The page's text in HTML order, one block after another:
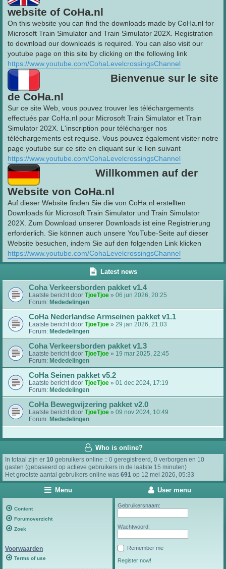
website of CoHa.nl
On this website you can find the downloads made by CoHa.nl for
Microsoft Train Simulator and Train Simulator 202X. Registration
to download our downloads is required. You can also visit our
youtube page on this site by clicking on the following link
https://www.youtube.com/CohaLevelcrossingsChannel
Bienvenue sur le site
de CoHa.nl
Sur ce site Web, vous pouvez trouver les téléchargements
effectués par CoHa.nl pour Microsoft Train Simulator et Train
Simulator 202X. L'inscription pour télécharger nos
téléchargements est requise. Vous pouvez également visiter notre
page youtube sur ce site en cliquant sur le lien suivant
https://www.youtube.com/CohaLevelcrossingsChannel
Willkommen auf der
Website von CoHa.nl
Auf dieser Website finden Sie die von CoHa.nl erstellten
Downloads für Microsoft Train Simulator und Train Simulator
202X. Zum Download unserer Downloads ist eine Registrierung
erforderlich. Sie können auch unsere YouTube-Seite auf dieser
Website besuchen, indem Sie auf den folgenden Link klicken
https://www.youtube.com/CohaLevelcrossingsChannel
Latest news
Coha Verkeersborden pakket v1.4
Laatste bericht door TjoeTjoe » 06 jun 2026, 20:25
Forum: Mededelingen
CoHa Nederlandse Armseinen pakket v1.1
Laatste bericht door TjoeTjoe » 29 jan 2026, 21:03
Forum: Mededelingen
Coha Verkeersborden pakket v1.3
Laatste bericht door TjoeTjoe » 19 mar 2025, 22:45
Forum: Mededelingen
CoHa Seinen pakket v5.2
Laatste bericht door TjoeTjoe » 01 dec 2024, 17:19
Forum: Mededelingen
CoHa Bewegwijzering pakket v2.0
Laatste bericht door TjoeTjoe » 09 nov 2024, 10:49
Forum: Mededelingen
Who is online?
In totaal zijn er 10 gebruikers online :: 0 geregistreerd, 0 verborgen en 10
gasten (gebaseerd op actieve gebruikers in de laatste 15 minuten)
Het grootste aantal gebruikers online was 691 op 12 mei 2026, 05:33
Menu
Content
Forumoverzicht
Zoek
Voorwaarden
Terms of use
User menu
Gebruikersnaam:
Wachtwoord:
Remember me
Register now!